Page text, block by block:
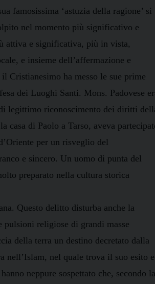
famosissima ‘astuzia della ragione’ si
nel momento più significativo e
attiva e significativa, più in vista,
e insieme dell’affermazione e
Cristianesimo ha messo le sue prime
dei Luoghi Santi. Mons. Padovese
legittimo riconoscimento dei diritti
casa di Paolo a Tarso, aveva
per un risveglio del
e sincero. Un uomo di punta del
preparato nella cultura storica
Questo delitto disturba anche la
pulsioni religiose di grandi masse
della terra un destino decretato dalla
nell’Islam, nel quale trova il suo esito e
neppure sospettato che, secondo la